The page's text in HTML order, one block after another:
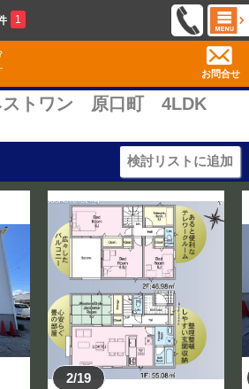
1
お問合せ
ストワン 原口町 4LDK
検討リストに追加
2/19